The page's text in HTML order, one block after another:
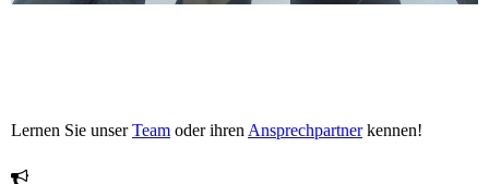
Lernen Sie unserTeam oder ihren Ansprechpartnerkennen!